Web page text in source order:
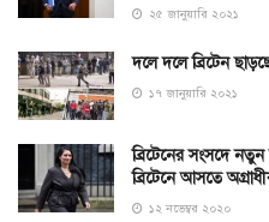
২৫ জানুয়ারি ২০২১
দলে দলে ব্রিটেন
১৭ জানুয়ারি ২০২১
ব্রিটেনের সংসদে
ব্রিটেনে আসতে
১২ নভেম্বর ২০২০